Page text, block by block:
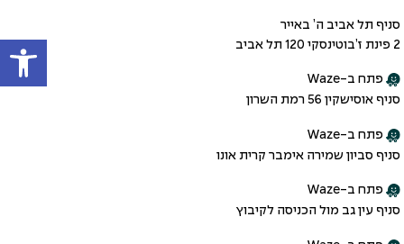
סניף תל אביב ה’ באייר
2 פינת ז’בוטינסקי 120 תל אביב
פתח ב-Waze
סניף אוסישקין 56 רמת השרון
פתח ב-Waze
סניף סביון שמירה אימבר קרית אונו
פתח ב-Waze
סניף עין גב מול הכניסה לקיבוץ